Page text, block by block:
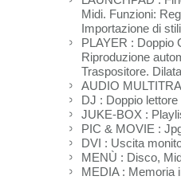
Midi. Funzioni:
Importazione di
PLAYER : Doppio
Riproduzione
Traspositore.
AUDIO
DJ : Doppio
JUKE-BOX :
PIC & MOVIE :
DVI : Uscita
MENÙ : Disco,
MEDIA : Memoria